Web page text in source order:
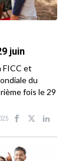
juin
FICC et
du
fois le 29